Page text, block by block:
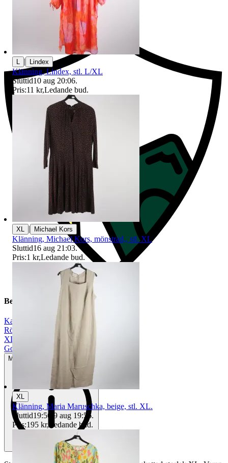
Ersättning om du inte får din vara
Beskrivning
Karen Millen
Röd
XL
Gott använt skick
Mindre tecken på användning
| Lindex
Klänning, Lindex, stl. L/XL
Sluttid10 aug 20:06.
Pris:11 kr,Ledande bud.
XL | Michael Kors
Klänning, Michael Kors, mönstrad,, stl. XL
Sluttid16 aug 21:03.
Pris:1 kr,Ledande bud.
XL
Klänning, Maria Maruschka, beige, stl. XL.
Sluttid19:56 9 aug 19:56.
Pris:195 kr, Ledande bud.